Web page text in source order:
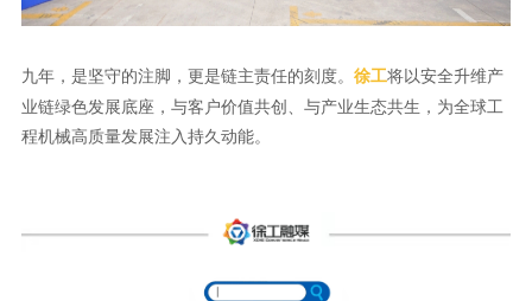
九年，是坚守的注脚，更是链主责任的刻度。 徐工将以安全升维产
业链绿色发展底座，与客户价值共创、与产业生态共生，为全球工
程机械高质量发展注入持久动能。